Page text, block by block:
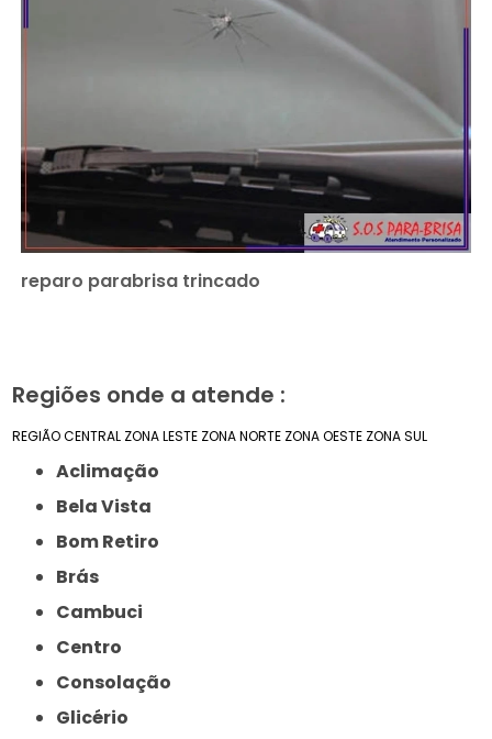
reparo parabrisa trincado
Regiões onde a atende :
REGIÃO CENTRAL ZONA LESTE ZONA NORTE ZONA OESTE ZONA SUL
Aclimação
Bela Vista
Bom Retiro
Brás
Cambuci
Centro
Consolação
Glicério